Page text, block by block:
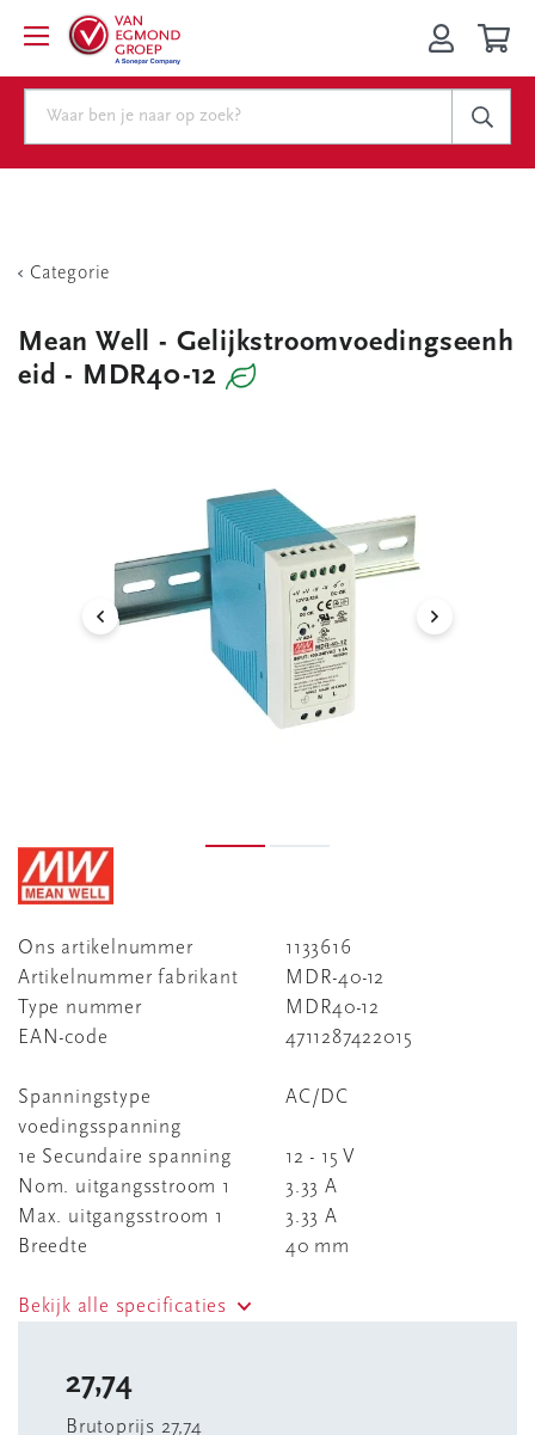
Categorie
Mean Well - Gelijkstroomvoedingseenh
eid - MDR40-12
Ons artikelnummer
1133616
Artikelnummer fabrikant
MDR-40-12
Type nummer
MDR40-12
EAN-code
4711287422015
Spanningstype
voedingsspanning
AC/DC
1e Secundaire spanning
12 - 15 V
Nom. uitgangsstroom 1
3.33 A
Max. uitgangsstroom 1
3.33 A
Breedte
40 mm
Bekijk alle specificaties
27,74
Brutoprijs 27,74